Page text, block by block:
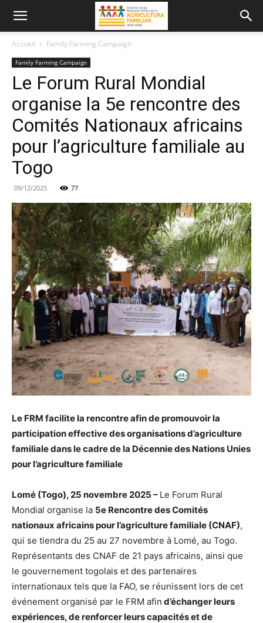
Accueil Family Farming Campaign
Family Farming Campaign
Le Forum Rural Mondial
organise la 5e rencontre des
Comités Nationaux africains
pour l’agriculture familiale au
Togo
09/12/2025 77
Le FRM facilite la rencontre afin de promouvoir la
participation effective des organisations d’agriculture
familiale dans le cadre de la Décennie des Nations Unies
pour l’agriculture familiale
Lomé (Togo), 25 novembre 2025 – Le Forum Rural
Mondial organise la 5e Rencontre des Comités
nationaux africains pour l’agriculture familiale (CNAF),
qui se tiendra du 25 au 27 novembre à Lomé, au Togo.
Représentants des CNAF de 21 pays africains, ainsi que
le gouvernement togolais et des partenaires
internationaux tels que la FAO, se réunissent lors de cet
événement organisé par le FRM afin d’échanger leurs
expériences, de renforcer leurs capacités et de